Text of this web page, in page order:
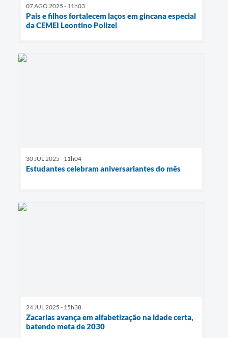
07 AGO 2025 - 11h03
Pais e filhos fortalecem laços em gincana especial
da CEMEI Leontino Polizel
30 JUL 2025 - 11h04
Estudantes celebram aniversariantes do mês
24 JUL 2025 - 15h38
Zacarias avança em alfabetização na idade certa,
batendo meta de 2030